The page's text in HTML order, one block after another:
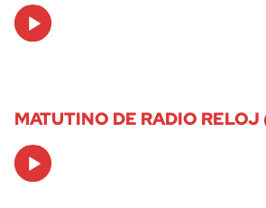
Audio
Player
MATUTINO DE RADIO RELOJ
Audio
Player